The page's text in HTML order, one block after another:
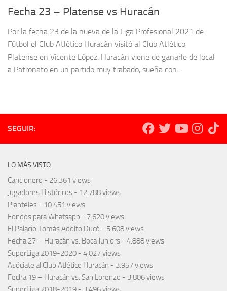
Fecha 23 – Platense vs Huracán
Por la fecha 23 de la nueva de la Liga Profesional 2021 de
Fútbol el Club Atlético Huracán visitó al Club Atlético
Platense en Vicente López. Huracán viene de ganarle de local
a Patronato en un partido muy trabado, sueña con...
SEGUIR:
LO MÁS VISTO
Cancionero - 26.361 views
Jugadores Históricos - 12.788 views
Planteles - 10.451 views
Fondos para Whatsapp - 7.620 views
El Palacio Tomás Adolfo Ducó - 5.608 views
Fecha 27 – Huracán vs. Boca Juniors - 4.888 views
SuperLiga 2019-2020 - 4.027 views
Asóciate al Club Atlético Huracán - 3.957 views
Fecha 19 – Huracán vs. San Lorenzo - 3.806 views